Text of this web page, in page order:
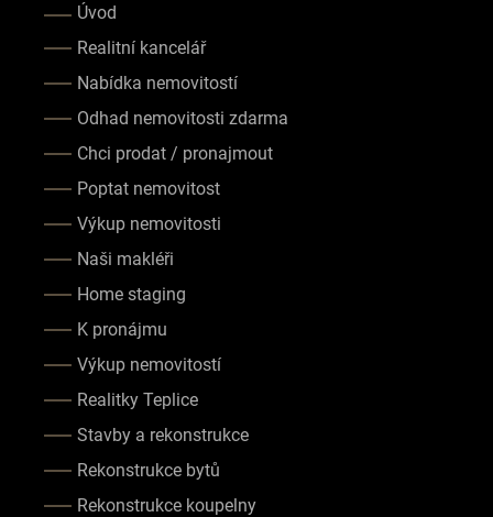
Úvod
Realitní kancelář
Nabídka nemovitostí
Odhad nemovitosti zdarma
Chci prodat / pronajmout
Poptat nemovitost
Výkup nemovitosti
Naši makléři
Home staging
K pronájmu
Výkup nemovitostí
Realitky Teplice
Stavby a rekonstrukce
Rekonstrukce bytů
Rekonstrukce koupelny